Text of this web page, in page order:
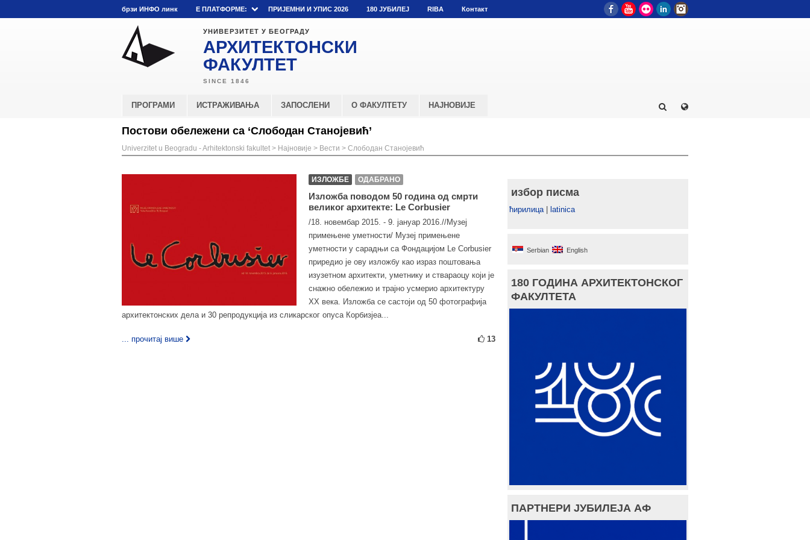
брзи ИНФО линк E ПЛАТФОРМЕ: ПРИЈЕМНИ И УПИС 2026 180 ЈУБИЛЕЈ RIBA Контакт FacebookYouTube
Flickr LinkedIn
УНИВЕРЗИТЕТ У БЕОГРАДУ
АРХИТЕКТОНСКИ
ФАКУЛТЕТ
ПРОГРАМИ ИСТРАЖИВАЊА ЗАПОСЛЕНИ О ФАКУЛТЕТУ НАЈНОВИЈЕ
Постови обележени са ‘Слободан Станојевић’
Univerzitet u Beogradu - Arhitektonski fakultet > Најновије > Вести > Слободан Станојевић
ИЗЛОЖБЕ ОДАБРАНО
Изложба поводом 50 година од смрти
великог архитекте: Le Corbusier
/18. новембар 2015. - 9. јануар 2016.//Музеј
примењене уметности/ Музеј примењене
уметности у сарадњи са Фондацијом Le Corbusier
приредиo je ову изложбу као израз поштовања
изузетном архитекти, уметнику и ствараоцу који је
снажно обележио и трајно усмерио архитектуру
XX века. Изложба се састоји од 50 фотографија
архитектонских дела и 30 репродукција из сликарског опуса Корбизјеа...
... прочитај више 13
избор писма
ћирилица| latinica
Serbian English
180 ГОДИНА АРХИТЕКТОНСКОГ
ФАКУЛТЕТА
ПАРТНЕРИ ЈУБИЛЕЈА АФ